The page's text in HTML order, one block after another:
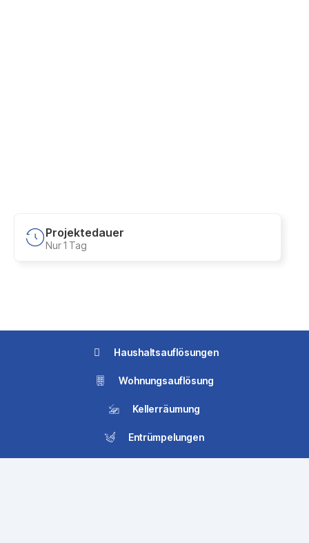
Projektedauer
Nur 1 Tag
Haushaltsauflösungen
Wohnungsauflösung
Kellerräumung
Entrümpelungen